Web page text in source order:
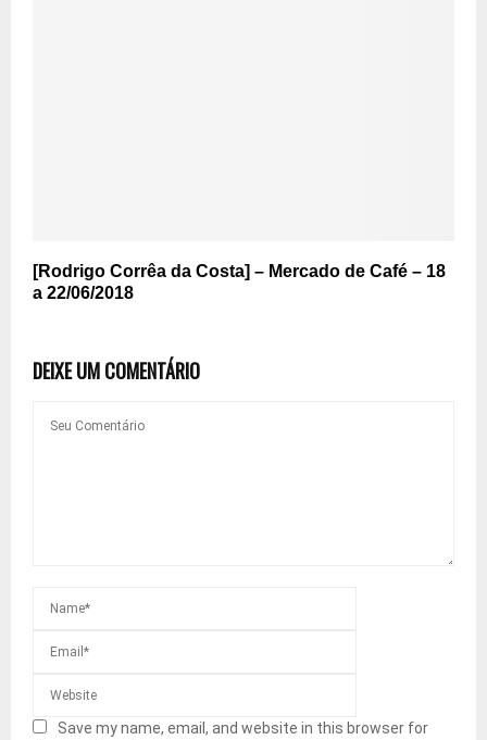
[Rodrigo Corrêa da Costa] – Mercado de Café – 18
a 22/06/2018
DEIXE UM COMENTÁRIO
Save my name, email, and website in this browser for